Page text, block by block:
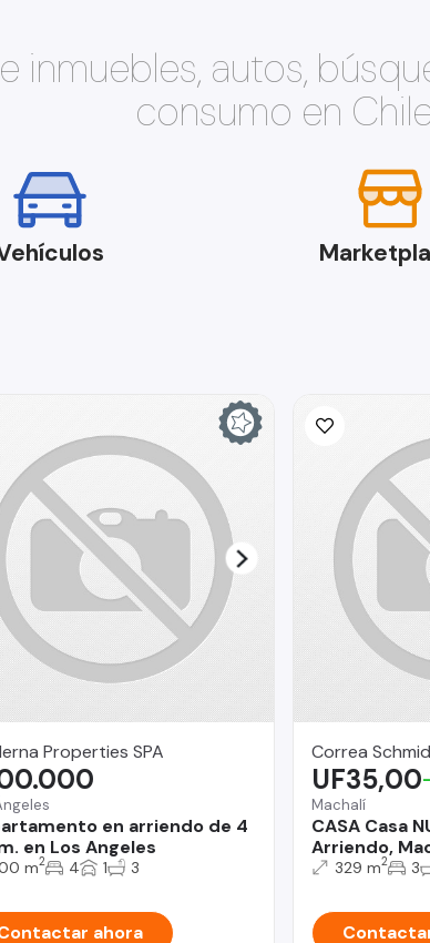
inmuebles, autos,
consumo en
Properties SPA
en arriendo de 4
en Los Angeles
m2 4 1 3
ahora
Correa
Machalí
CASA Casa
Arriendo,
UF35,00
329 m2 3